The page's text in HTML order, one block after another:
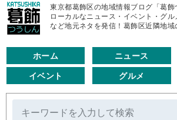
東京都葛飾区の地域情報ブログ「葛飾
ローカルなニュース・イベント・グ
など地元ネタを発信！葛飾区近隣地域
ホーム ニュース
イベント グルメ